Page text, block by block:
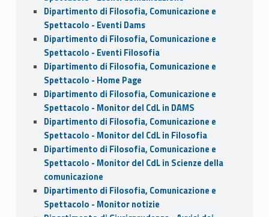
Dipartimento di Filosofia, Comunicazione e
Spettacolo - Eventi Dams
Dipartimento di Filosofia, Comunicazione e
Spettacolo - Eventi Filosofia
Dipartimento di Filosofia, Comunicazione e
Spettacolo - Home Page
Dipartimento di Filosofia, Comunicazione e
Spettacolo - Monitor del CdL in DAMS
Dipartimento di Filosofia, Comunicazione e
Spettacolo - Monitor del CdL in Filosofia
Dipartimento di Filosofia, Comunicazione e
Spettacolo - Monitor del CdL in Scienze della
comunicazione
Dipartimento di Filosofia, Comunicazione e
Spettacolo - Monitor notizie